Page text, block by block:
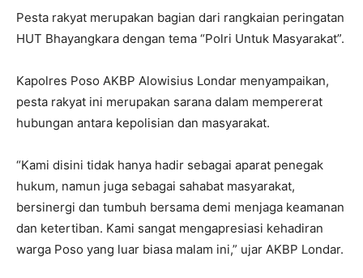
Pesta rakyat merupakan bagian dari rangkaian peringatan
HUT Bhayangkara dengan tema “Polri Untuk Masyarakat”.
Kapolres Poso AKBP Alowisius Londar menyampaikan,
pesta rakyat ini merupakan sarana dalam mempererat
hubungan antara kepolisian dan masyarakat.
“Kami disini tidak hanya hadir sebagai aparat penegak
hukum, namun juga sebagai sahabat masyarakat,
bersinergi dan tumbuh bersama demi menjaga keamanan
dan ketertiban. Kami sangat mengapresiasi kehadiran
warga Poso yang luar biasa malam ini,” ujar AKBP Londar.